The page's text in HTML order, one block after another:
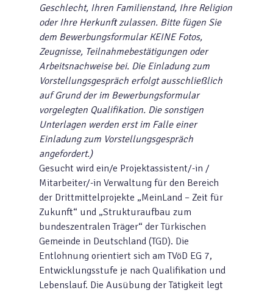
Geschlecht, Ihren Familienstand, Ihre Religion
oder Ihre Herkunft zulassen. Bitte fügen Sie
dem Bewerbungsformular KEINE Fotos,
Zeugnisse, Teilnahmebestätigungen oder
Arbeitsnachweise bei. Die Einladung zum
Vorstellungsgespräch erfolgt ausschließlich
auf Grund der im Bewerbungsformular
vorgelegten Qualifikation. Die sonstigen
Unterlagen werden erst im Falle einer
Einladung zum Vorstellungsgespräch
angefordert.)
Gesucht wird ein/e Projektassistent/-in /
Mitarbeiter/-in Verwaltung für den Bereich
der Drittmittelprojekte „MeinLand – Zeit für
Zukunft“ und „Strukturaufbau zum
bundeszentralen Träger“ der Türkischen
Gemeinde in Deutschland (TGD). Die
Entlohnung orientiert sich am TVöD EG 7,
Entwicklungsstufe je nach Qualifikation und
Lebenslauf. Die Ausübung der Tätigkeit legt